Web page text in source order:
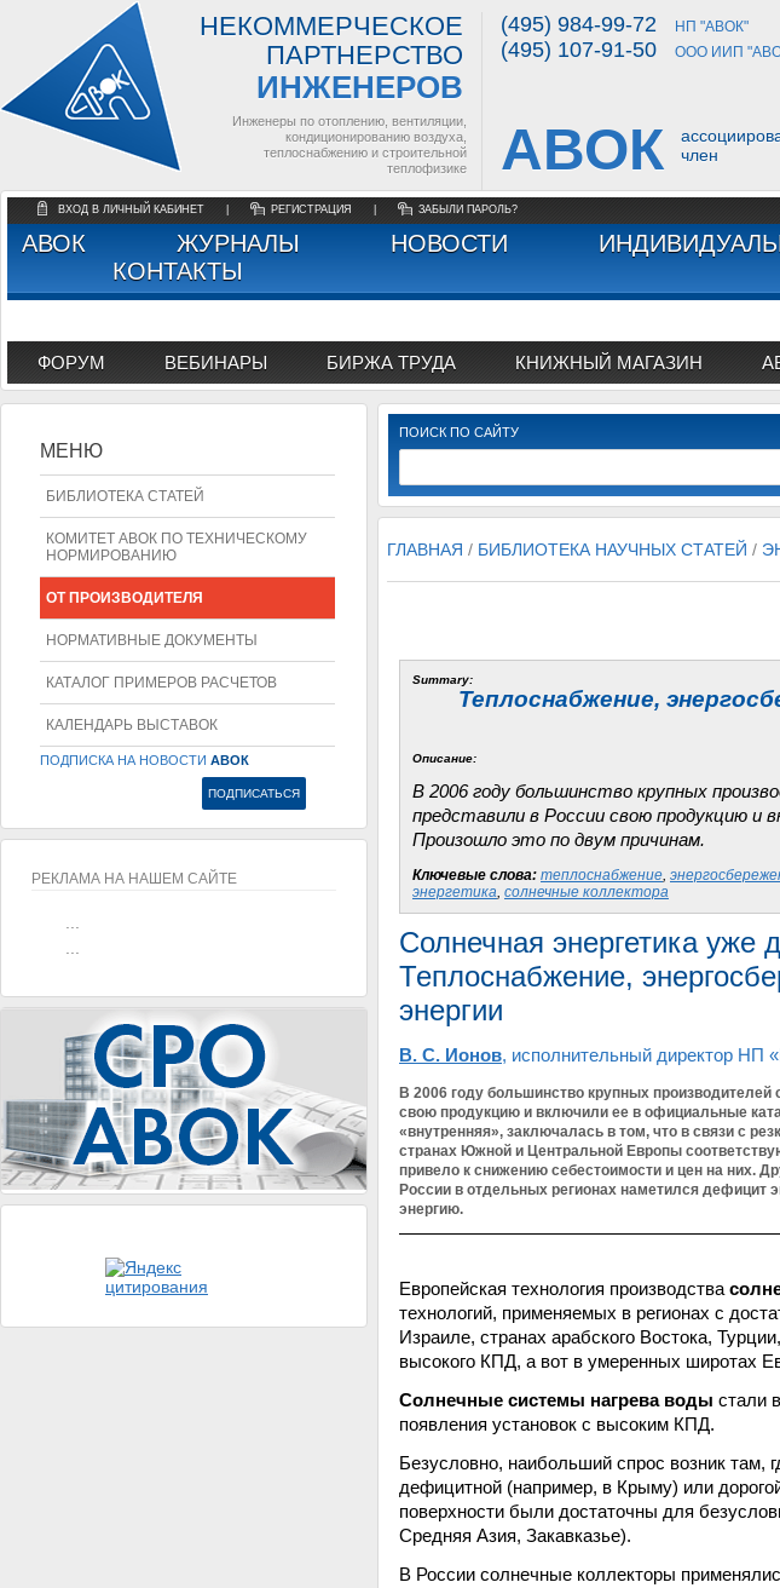
НЕКОММЕРЧЕСКОЕ
ПАРТНЕРСТВО
ИНЖЕНЕРОВ
Инженеры по отоплению, вентиляции,
кондиционированию воздуха,
теплоснабжению и строительной
теплофизике
(495) 984-99-72 НП "АВОК"
(495) 107-91-50 ООО ИИП
АВОК
член
ВХОД В ЛИЧНЫЙ КАБИНЕТ РЕГИСТРАЦИЯ ЗАБЫЛИ ПАРОЛЬ?
АВОК ЖУРНАЛЫ НОВОСТИ
КОНТАКТЫ
ФОРУМ ВЕБИНАРЫ БИРЖА ТРУДА КНИЖНЫЙ МАГАЗИН
ПОИСК ПО САЙТУ
ГЛАВНАЯ / БИБЛИОТЕКА НАУЧНЫХ СТАТЕЙ /
Summary:
Теплоснабжение,
Описание:
В 2006 году большинство крупных
представили в России свою продукцию и
Произошло это по двум причинам.
Ключевые слова: теплоснабжение,
энергетика, солнечные коллектора
Солнечная энергетика уже
Теплоснабжение,
энергии
В. С. Ионов, исполнительный директор НП
В 2006 году большинство крупных
свою продукцию и включили ее в официальные
«внутренняя», заключалась в том, что в связи с
странах Южной и Центральной Европы
привело к снижению себестоимости и цен на них.
России в отдельных регионах наметился дефицит
энергию.
Европейская технология производства
технологий, применяемых в регионах с
Израиле, странах арабского Востока,
высокого КПД, а вот в умеренных широтах
Солнечные системы нагрева воды стали
появления установок с высоким КПД.
Безусловно, наибольший спрос возник там,
дефицитной (например, в Крыму) или
поверхности были достаточны для
Средняя Азия, Закавказье).
В России солнечные коллекторы
МЕНЮ
БИБЛИОТЕКА СТАТЕЙ
КОМИТЕТ АВОК ПО ТЕХНИЧЕСКОМУ
НОРМИРОВАНИЮ
ОТ ПРОИЗВОДИТЕЛЯ
НОРМАТИВНЫЕ ДОКУМЕНТЫ
КАТАЛОГ ПРИМЕРОВ РАСЧЕТОВ
КАЛЕНДАРЬ ВЫСТАВОК
ПОДПИСКА НА НОВОСТИ АВОК
РЕКЛАМА НА НАШЕМ САЙТЕ